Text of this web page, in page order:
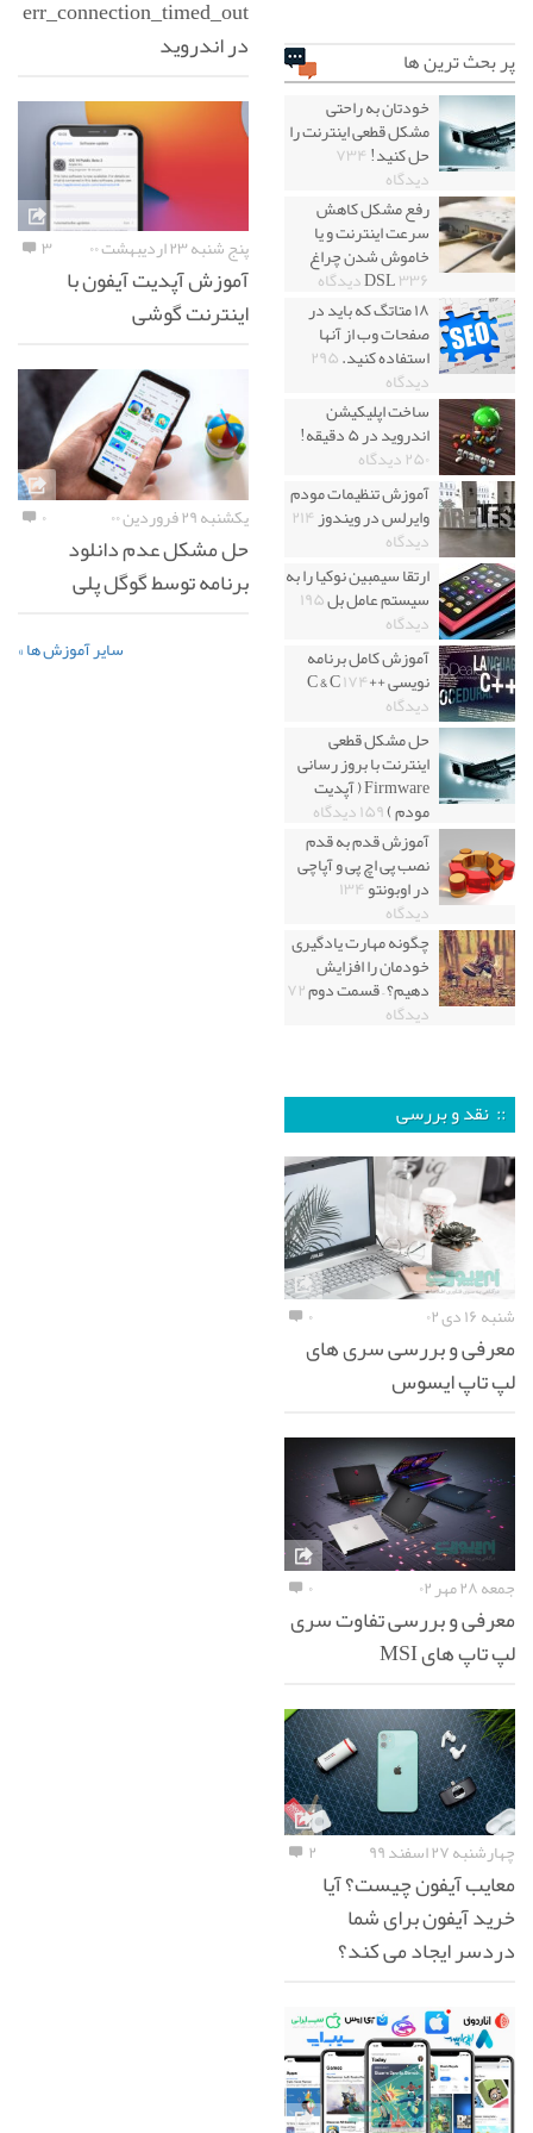
پر بحث ترین ها
خودتان به راحتی
مشکل قطعی اینترنت را
حل کنید!۷۳۴
دیدگاه
رفع مشکل کاهش
سرعت اینترنت و یا
خاموش شدن چراغ
DSL۳۳۶ دیدگاه
۱۸ متاتگ که باید در
صفحات وب از آنها
استفاده کنید.۲۹۵
دیدگاه
ساخت اپلیکیشن
اندروید در ۵ دقیقه!
۲۵۰ دیدگاه
آموزش تنظیمات مودم
وایرلس در ویندوز۲۱۴
دیدگاه
ارتقا سیمبین نوکیا را به
سیستم عامل بل۱۹۵
دیدگاه
آموزش کامل برنامه
نویسی ++C & C۱۷۴
دیدگاه
حل مشکل قطعی
اینترنت با بروز رسانی
Firmware ( آپدیت
مودم )۱۵۹ دیدگاه
آموزش قدم به قدم
نصب پی اچ پی و آپاچی
در اوبونتو۱۳۴
دیدگاه
چگونه مهارت یادگیری
خودمان را افزایش
دهیم؟ – قسمت دوم۷۲
دیدگاه
:: نقد و بررسی
شنبه ۱۶ دی ۰۲ ۰
معرفی و بررسی سری های
لپ تاپ ایسوس
جمعه ۲۸ مهر ۰۲ ۰
معرفی و بررسی تفاوت سری
لپ تاپ های MSI
چهارشنبه ۲۷ اسفند ۹۹ ۲
معایب آیفون چیست؟ آیا
خرید آیفون برای شما
دردسر ایجاد می کند؟
err_connection_timed_out
در اندروید
پنج شنبه ۲۳ اردیبهشت ۰۰ ۳
آموزش آپدیت آیفون با
اینترنت گوشی
یکشنبه ۲۹ فروردین ۰۰ ۰
حل مشکل عدم دانلود
برنامه توسط گوگل پلی
سایر آموزش ها »